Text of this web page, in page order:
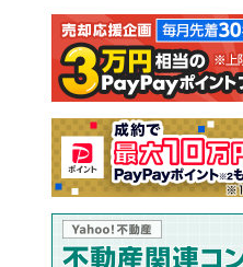
注文住宅
売却査定